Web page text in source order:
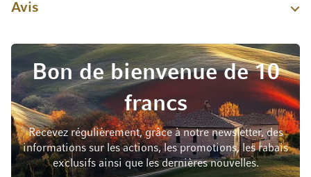
Avis
Bon de bienvenue de 10
francs
Recevez régulièrement, grâce à notre newsletter, des
informations sur les actions, les promotions, les rabais
exclusifs ainsi que les dernières nouvelles.